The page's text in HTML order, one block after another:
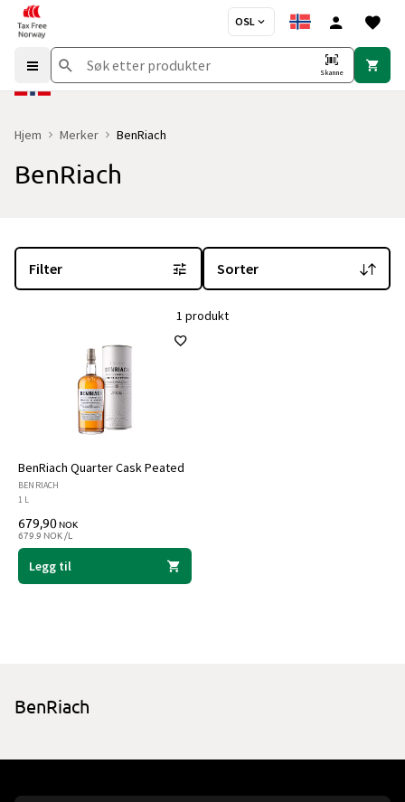
OSL
Skanne
Hjem Merker BenRiach
BenRiach
Filter Sorter
1 produkt
BenRiach Quarter Cask Peated
BENRIACH
1 L
679,90NOK
679.9 NOK /L
Legg til
BenRiach